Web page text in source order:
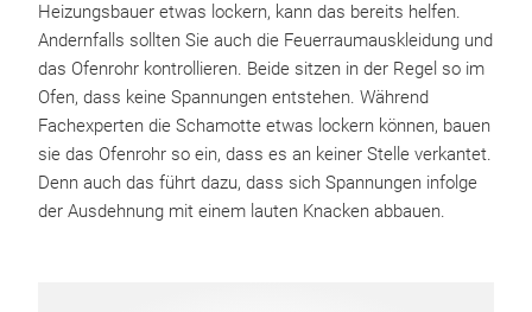
Heizungsbauer etwas lockern, kann das bereits helfen.
Andernfalls sollten Sie auch die Feuerraumauskleidung und
das Ofenrohr kontrollieren. Beide sitzen in der Regel so im
Ofen, dass keine Spannungen entstehen. Während
Fachexperten die Schamotte etwas lockern können, bauen
sie das Ofenrohr so ein, dass es an keiner Stelle verkantet.
Denn auch das führt dazu, dass sich Spannungen infolge
der Ausdehnung mit einem lauten Knacken abbauen.